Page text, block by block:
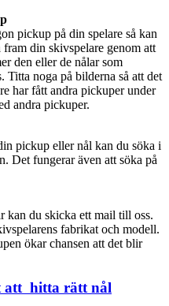
pickup på din spelare så kan
din skivspelare genom att
den eller de nålar som
Titta noga på bilderna så att det
har fått andra pickuper under
andra pickuper.
pickup eller nål kan du söka i
Det fungerar även att söka på
kan du skicka ett mail till oss.
fabrikat och modell.
ökar chansen att det blir
att hitta rätt nål